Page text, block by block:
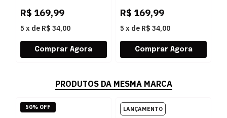
R$ 169,99
5 x de R$ 34,00
R$ 169,99
5 x de R$ 34,00
PRODUTOS DA MESMA MARCA
50% OFF